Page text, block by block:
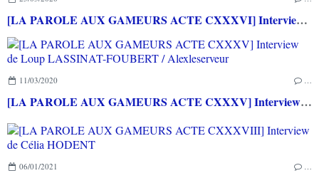
[LA PAROLE AUX GAMEURS ACTE CXXXVI] Interview de Christophe GERIN
11/03/2020
[LA PAROLE AUX GAMEURS ACTE CXXXV] Interview de Loup LASSINAT-FOUBERT / Alexleserveur
06/01/2021